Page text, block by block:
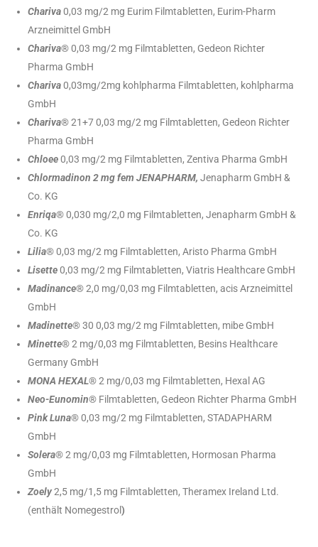
Chariva0,03 mg/2 mg Eurim Filmtabletten, Eurim-Pharm
Arzneimittel GmbH
Chariva® 0,03 mg/2 mg Filmtabletten, Gedeon Richter
Pharma GmbH
Chariva0,03mg/2mg kohlpharma Filmtabletten, kohlpharma
GmbH
Chariva® 21+7 0,03 mg/2 mg Filmtabletten, Gedeon Richter
Pharma GmbH
Chloee0,03 mg/2 mg Filmtabletten, Zentiva Pharma GmbH
Chlormadinon 2 mg fem JENAPHARM, Jenapharm GmbH &
Co. KG
Enriqa® 0,030 mg/2,0 mg Filmtabletten, Jenapharm GmbH &
Co. KG
Lilia® 0,03 mg/2 mg Filmtabletten, Aristo Pharma GmbH
Lisette0,03 mg/2 mg Filmtabletten, Viatris Healthcare GmbH
Madinance® 2,0 mg/0,03 mg Filmtabletten, acis Arzneimittel
GmbH
Madinette® 30 0,03 mg/2 mg Filmtabletten, mibe GmbH
Minette® 2 mg/0,03 mg Filmtabletten, Besins Healthcare
Germany GmbH
MONA HEXAL® 2 mg/0,03 mg Filmtabletten, Hexal AG
Neo-Eunomin® Filmtabletten, Gedeon Richter Pharma GmbH
Pink Luna® 0,03 mg/2 mg Filmtabletten, STADAPHARM
GmbH
Solera® 2 mg/0,03 mg Filmtabletten, Hormosan Pharma
GmbH
Zoely2,5 mg/1,5 mg Filmtabletten, Theramex Ireland Ltd.
(enthält Nomegestrol)